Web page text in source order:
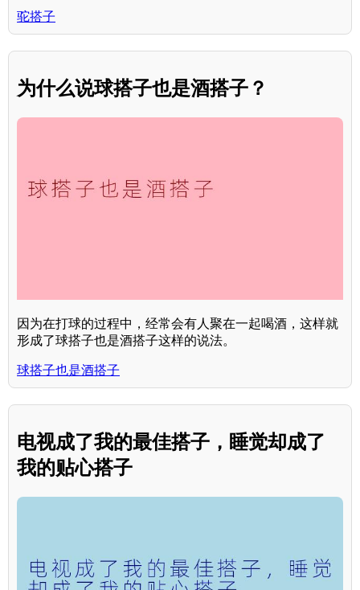
驼搭子
为什么说球搭子也是酒搭子？
因为在打球的过程中，经常会有人聚在一起喝酒，这样就
形成了球搭子也是酒搭子这样的说法。
球搭子也是酒搭子
电视成了我的最佳搭子，睡觉却成了
我的贴心搭子